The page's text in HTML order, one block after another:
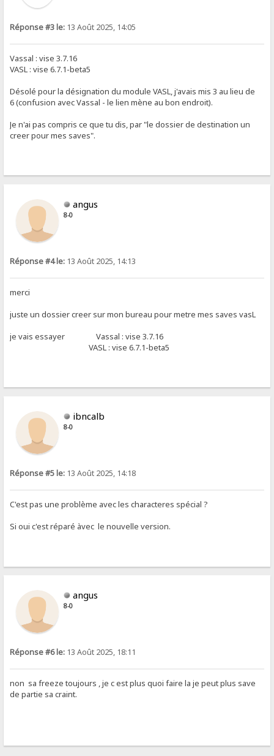
Réponse #3 le: 13 Août 2025, 14:05
Vassal : vise 3.7.16
VASL : vise 6.7.1-beta5
Désolé pour la désignation du module VASL, j'avais mis 3 au lieu de
6 (confusion avec Vassal - le lien mène au bon endroit).
Je n'ai pas compris ce que tu dis, par "le dossier de destination un
creer pour mes saves".
angus
8-0
Réponse #4 le: 13 Août 2025, 14:13
merci
juste un dossier creer sur mon bureau pour metre mes saves vasL
je vais essayer Vassal : vise 3.7.16
VASL : vise 6.7.1-beta5
ibncalb
8-0
Réponse #5 le: 13 Août 2025, 14:18
C'est pas une problème avec les characteres spécial ?
Si oui c'est réparé àvec le nouvelle version.
angus
8-0
Réponse #6 le: 13 Août 2025, 18:11
non sa freeze toujours , je c est plus quoi faire la je peut plus save
de partie sa craint.